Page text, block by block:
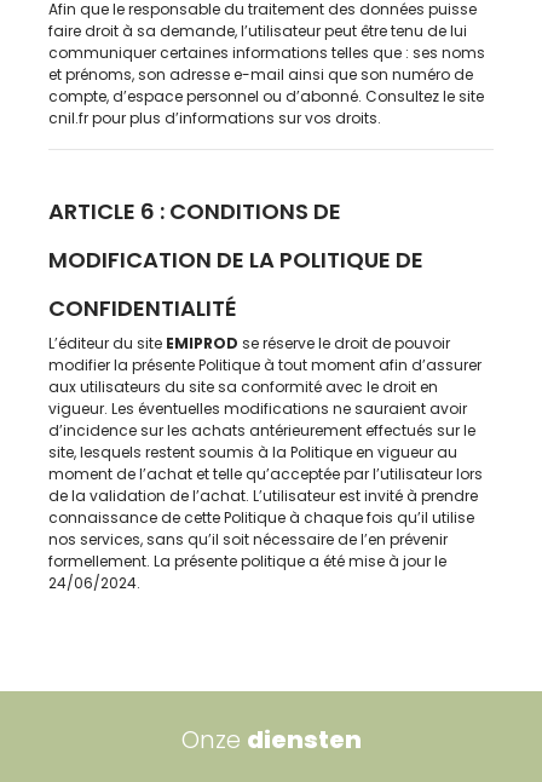
Afin que le responsable du traitement des données puisse
faire droit à sa demande, l’utilisateur peut être tenu de lui
communiquer certaines informations telles que : ses noms
et prénoms, son adresse e-mail ainsi que son numéro de
compte, d’espace personnel ou d’abonné. Consultez le site
cnil.fr pour plus d’informations sur vos droits.
ARTICLE 6 : CONDITIONS DE
MODIFICATION DE LA POLITIQUE DE
CONFIDENTIALITÉ
L’éditeur du site EMIPROD se réserve le droit de pouvoir
modifier la présente Politique à tout moment afin d’assurer
aux utilisateurs du site sa conformité avec le droit en
vigueur. Les éventuelles modifications ne sauraient avoir
d’incidence sur les achats antérieurement effectués sur le
site, lesquels restent soumis à la Politique en vigueur au
moment de l’achat et telle qu’acceptée par l’utilisateur lors
de la validation de l’achat. L’utilisateur est invité à prendre
connaissance de cette Politique à chaque fois qu’il utilise
nos services, sans qu’il soit nécessaire de l’en prévenir
formellement. La présente politique a été mise à jour le
24/06/2024.
Onze diensten